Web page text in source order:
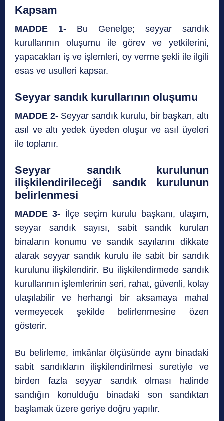
Kapsam
MADDE 1- Bu Genelge; seyyar sandık
kurullarının oluşumu ile görev ve yetkilerini,
yapacakları iş ve işlemleri, oy verme şekli ile ilgili
esas ve usulleri kapsar.
Seyyar sandık kurullarının oluşumu
MADDE 2- Seyyar sandık kurulu, bir başkan, altı
asıl ve altı yedek üyeden oluşur ve asıl üyeleri
ile toplanır.
Seyyar sandık kurulunun
ilişkilendirileceği sandık kurulunun
belirlenmesi
MADDE 3- İlçe seçim kurulu başkanı, ulaşım,
seyyar sandık sayısı, sabit sandık kurulan
binaların konumu ve sandık sayılarını dikkate
alarak seyyar sandık kurulu ile sabit bir sandık
kurulunu ilişkilendirir. Bu ilişkilendirmede sandık
kurullarının işlemlerinin seri, rahat, güvenli, kolay
ulaşılabilir ve herhangi bir aksamaya mahal
vermeyecek şekilde belirlenmesine özen
gösterir.
Bu belirleme, imkânlar ölçüsünde aynı binadaki
sabit sandıkların ilişkilendirilmesi suretiyle ve
birden fazla seyyar sandık olması halinde
sandığın konulduğu binadaki son sandıktan
başlamak üzere geriye doğru yapılır.